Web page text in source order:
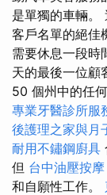
是單獨的車輛。
客戶名單的絕佳
需要休息一段時
天的最後一位顧
50 個州中的任
專業牙醫診所服
後護理之家與月
耐用不鏽鋼廚具
但 台中油壓按摩
和自願性工作。